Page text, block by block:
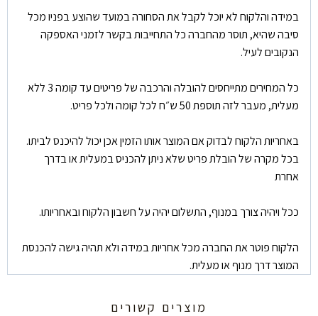
במידה והלקוח לא יוכל לקבל את הסחורה במועד שהוצע בפניו מכל
סיבה שהיא, תוסר מהחברה כל התחייבות בקשר לזמני האספקה
הנקובים לעיל.
כל המחירים מתייחסים להובלה והרכבה של פריטים עד קומה 3 ללא
מעלית, מעבר לזה תוספת 50 ש״ח לכל קומה ולכל פריט.
באחריות הלקוח לבדוק אם המוצר אותו הזמין אכן יכול להיכנס לביתו.
בכל מקרה של הובלת פריט שלא ניתן להכניס במעלית או בדרך
אחרת
ככל ויהיה צורך במנוף, התשלום יהיה על חשבון הלקוח ובאחריותו.
הלקוח פוטר את החברה מכל אחריות במידה ולא תהיה גישה להכנסת
המוצר דרך מנוף או מעלית.
מוצרים קשורים